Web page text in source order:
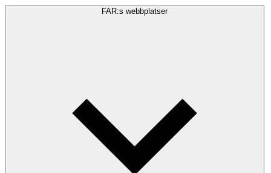
FAR:s webbplatser